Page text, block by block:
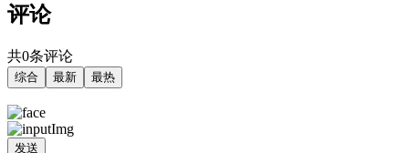
评论
共0条评论
综合 最新 最热
发送